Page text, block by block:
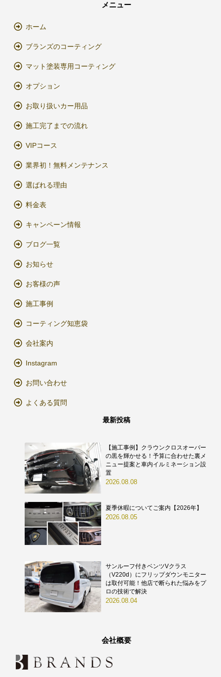
メニュー
ホーム
ブランズのコーティング
マット塗装専用コーティング
オプション
お取り扱いカー用品
施工完了までの流れ
VIPコース
業界初！無料メンテナンス
選ばれる理由
料金表
キャンペーン情報
ブログ一覧
お知らせ
お客様の声
施工事例
コーティング知恵袋
会社案内
Instagram
お問い合わせ
よくある質問
最新投稿
【施工事例】クラウンクロスオーバー
の黒を輝かせる！予算に合わせた裏メ
ニュー提案と車内イルミネーション設
置
2026.08.08
夏季休暇についてご案内【2026年】
2026.08.05
サンルーフ付きベンツVクラス
（V220d）にフリップダウンモニター
は取付可能！他店で断られた悩みをプ
ロの技術で解決
2026.08.04
会社概要